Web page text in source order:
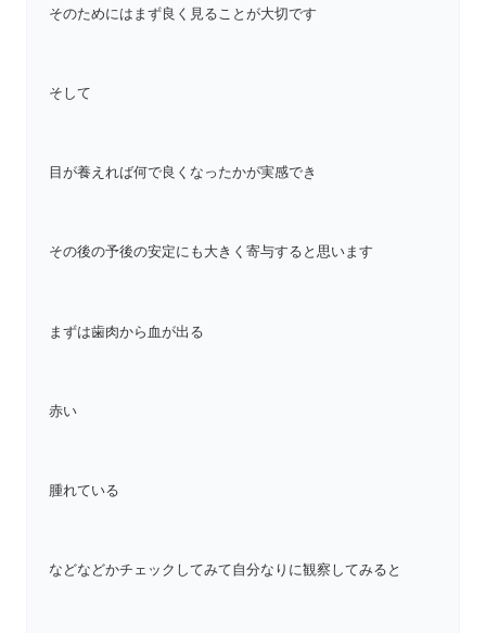
そのためにはまず良く見ることが大切です
そして
目が養えれば何で良くなったかが実感でき
その後の予後の安定にも大きく寄与すると思います
まずは歯肉から血が出る
赤い
腫れている
などなどかチェックしてみて自分なりに観察してみると